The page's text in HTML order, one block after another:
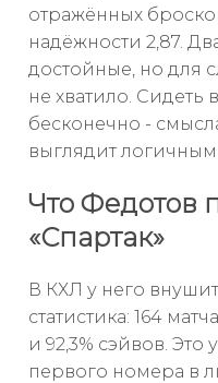
отражённых
надёжности 2,87.
достойные, но для
не хватило.
бесконечно -
выглядит
Что Федотов
«Спартак»
В КХЛ у него
статистика: 164
и 92,3% сэйвов. Это
первого номера в